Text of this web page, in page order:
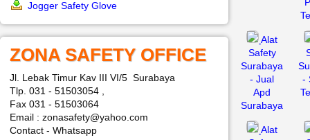
Jogger Safety Glove
ZONA SAFETY OFFICE
Jl. Lebak Timur Kav III VI/5 Surabaya
Tlp. 031 - 51503054 ,
Fax 031 - 51503064
Email : zonasafety@yahoo.com
Contact - Whatsapp
Alat
Safety
Surabaya
- Jual
Apd
Surabaya
-
Alat